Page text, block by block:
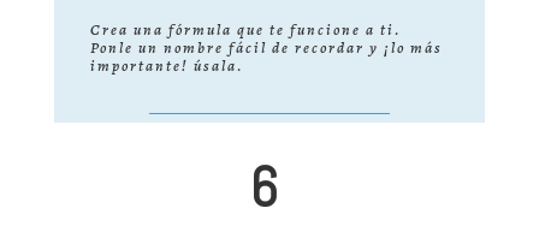
Crea una fórmula que te funcione a ti.
Ponle un nombre fácil de recordar y ¡lo más
importante! úsala.
6